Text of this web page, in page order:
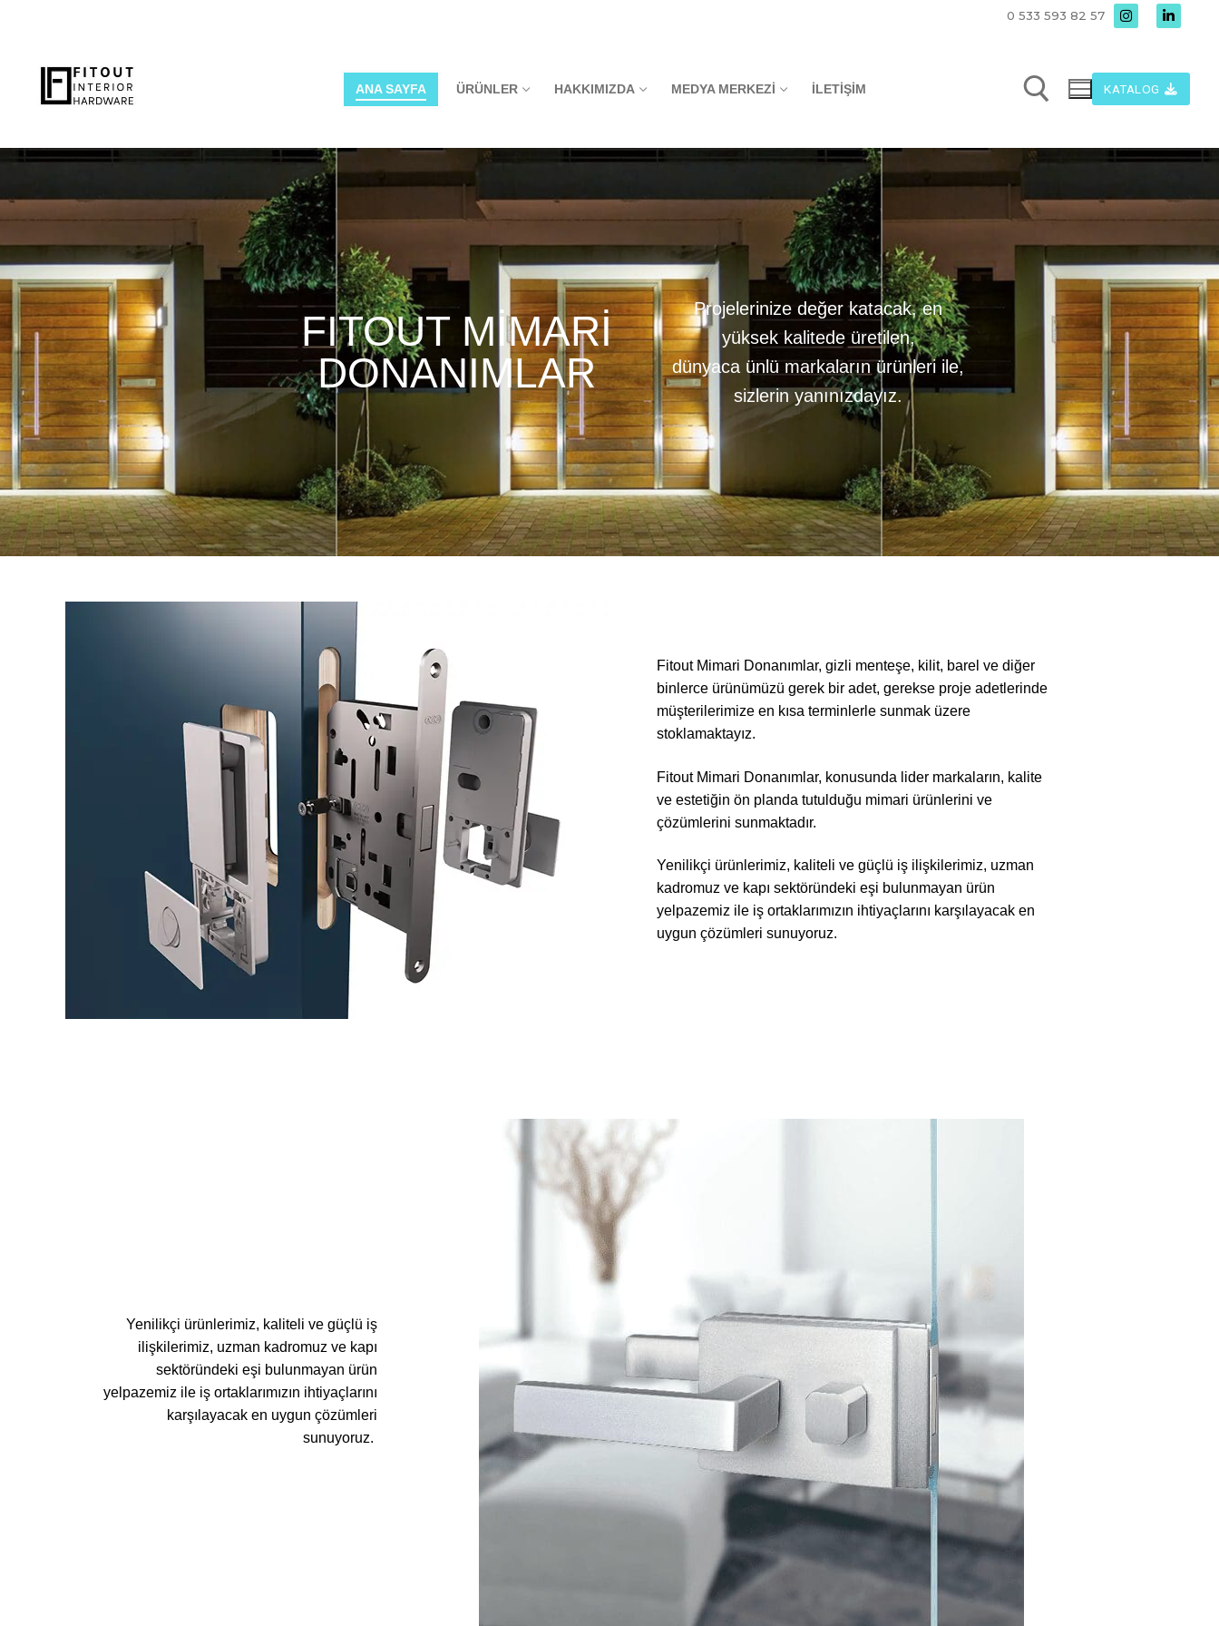
0 533 593 82 57
ANA SAYFA ÜRÜNLER HAKKIMIZDA MEDYA MERKEZI İLETIŞIM KATALOG
FITOUT MİMARİ
DONANIMLAR
Projelerinize değer katacak, en
yüksek kalitede üretilen,
dünyaca ünlü markaların ürünleri ile,
sizlerin yanınızdayız.
Fitout Mimari Donanımlar, gizli menteşe, kilit, barel ve diğer
binlerce ürünümüzü gerek bir adet, gerekse proje adetlerinde
müşterilerimize en kısa terminlerle sunmak üzere
stoklamaktayız.
Fitout Mimari Donanımlar, konusunda lider markaların, kalite
ve estetiğin ön planda tutulduğu mimari ürünlerini ve
çözümlerini sunmaktadır.
Yenilikçi ürünlerimiz, kaliteli ve güçlü iş ilişkilerimiz, uzman
kadromuz ve kapı sektöründeki eşi bulunmayan ürün
yelpazemiz ile iş ortaklarımızın ihtiyaçlarını karşılayacak en
uygun çözümleri sunuyoruz.
Yenilikçi ürünlerimiz, kaliteli ve güçlü iş
ilişkilerimiz, uzman kadromuz ve kapı
sektöründeki eşi bulunmayan ürün
yelpazemiz ile iş ortaklarımızın ihtiyaçlarını
karşılayacak en uygun çözümleri
sunuyoruz.